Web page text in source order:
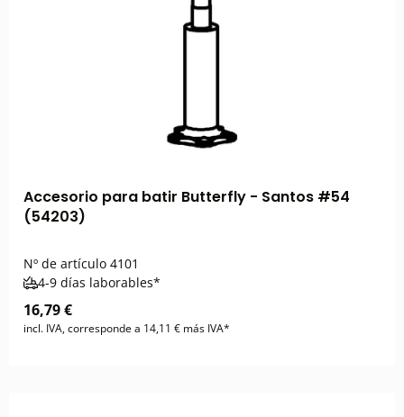
Accesorio para batir Butterfly - Santos #54
(54203)
Nº de artículo 4101
4-9 días laborables*
16,79 €
incl. IVA, corresponde a 14,11 € más IVA*